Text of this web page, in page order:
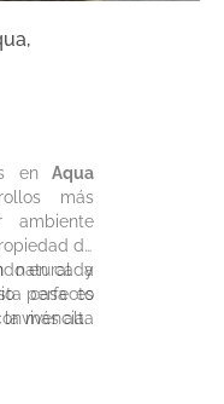
en Aqua
más
ambiente
de
en cada
perfecto
natural y
casa es
la más alta